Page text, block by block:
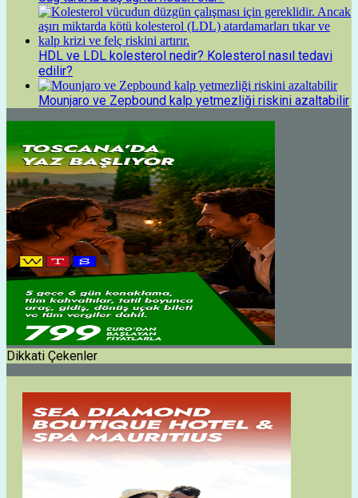
HDL ve LDL kolesterol nedir? Kolesterol nasıl tedavi
edilir?
Mounjaro ve Zepbound kalp yetmezliği riskini azaltabilir
Dikkati Çekenler